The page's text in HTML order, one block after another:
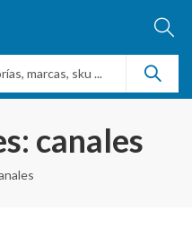
canales